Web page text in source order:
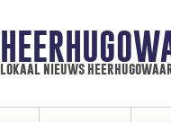
lokaal nieuws